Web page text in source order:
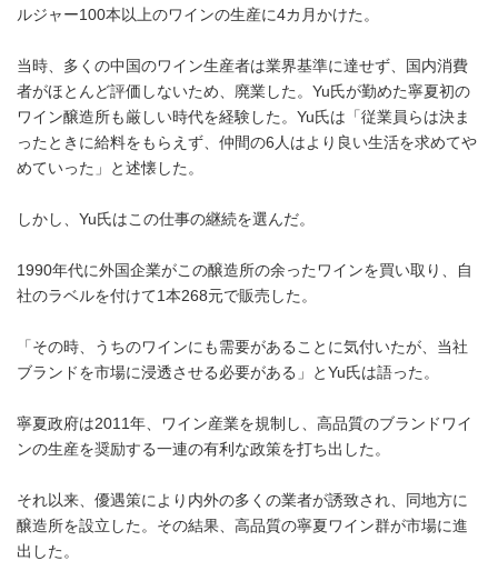
ルジャー100本以上のワインの生産に4カ月かけた。
当時、多くの中国のワイン生産者は業界基準に達せず、国内消費
者がほとんど評価しないため、廃業した。Yu氏が勤めた寧夏初の
ワイン醸造所も厳しい時代を経験した。Yu氏は「従業員らは決ま
ったときに給料をもらえず、仲間の6人はより良い生活を求めてや
めていった」と述懐した。
しかし、Yu氏はこの仕事の継続を選んだ。
1990年代に外国企業がこの醸造所の余ったワインを買い取り、自
社のラベルを付けて1本268元で販売した。
「その時、うちのワインにも需要があることに気付いたが、当社
ブランドを市場に浸透させる必要がある」とYu氏は語った。
寧夏政府は2011年、ワイン産業を規制し、高品質のブランドワイ
ンの生産を奨励する一連の有利な政策を打ち出した。
それ以来、優遇策により内外の多くの業者が誘致され、同地方に
醸造所を設立した。その結果、高品質の寧夏ワイン群が市場に進
出した。